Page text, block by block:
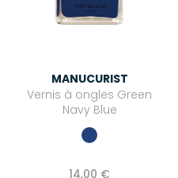
MANUCURIST
Vernis à ongles Green
Navy Blue
14,00 €